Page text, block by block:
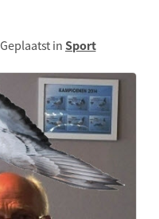
Geplaatst inSport